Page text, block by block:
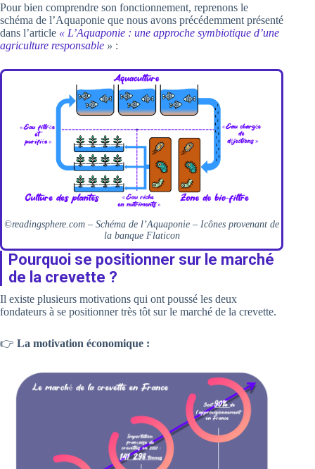
Pour bien comprendre son fonctionnement, reprenons le
schéma de l’Aquaponie que nous avons précédemment présenté
dans l’article « L’Aquaponie : une approche symbiotique d’une
agriculture responsable » :
©readingsphere.com – Schéma de l’Aquaponie – Icônes provenant de
la banque Flaticon
Pourquoi se positionner sur le marché
de la crevette ?
Il existe plusieurs motivations qui ont poussé les deux
fondateurs à se positionner très tôt sur le marché de la crevette.
👉 La motivation économique :